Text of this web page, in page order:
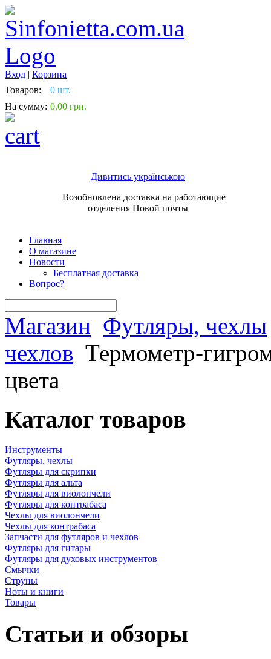
Вход | Корзина
Товаров:
0 шт.
На сумму: 0.00 грн.
Дивитись українською
Возобновлена доставка на работающие
отделения Новой почты
Главная
О магазине
Новости
Бесплатная доставка
Вопрос?
Магазин Футляры, чехлы
чехлов Термометр-
цвета
Каталог товаров
Инструменты
Футляры, чехлы
Футляры для скрипки
Футляры для альта
Футляры для виолончели
Футляры для контрабаса
Чехлы для виолончели
Чехлы для контрабаса
Запчасти для футляров и чехлов
Футляры для гитары
Футляры для духовых инструментов
Смычки
Струны
Ноты и книги
Товары
Статьи и обзоры